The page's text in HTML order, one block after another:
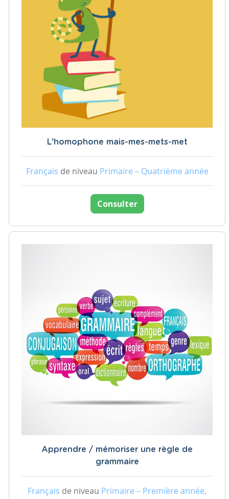
L'homophone mais-mes-mets-met
Français de niveau Primaire – Quatrième année
Consulter
Apprendre / mémoriser une règle de
grammaire
Français de niveau Primaire – Première année,